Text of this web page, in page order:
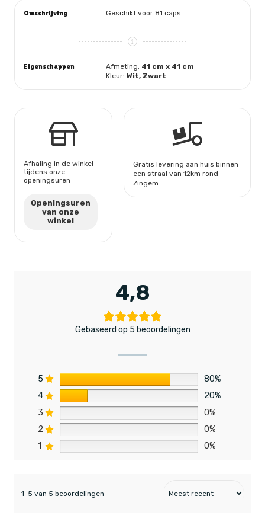
Omschrijving Geschikt voor 81 caps
Eigenschappen Afmeting: 41 cm x 41 cm
Kleur:Wit, Zwart
Afhaling in de winkel
tijdens onze
openingsuren
Openingsuren
van onze
winkel
Gratis levering aan huis binnen
een straal van 12km rond
Zingem
4,8
Gebaseerd op 5 beoordelingen
5
80%
4
20%
3
0%
2
0%
1
0%
1-5 van 5 beoordelingen